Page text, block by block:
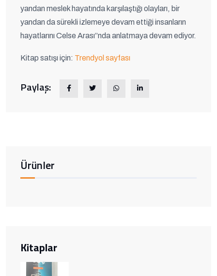
yandan meslek hayatında karşılaştığı olayları, bir
yandan da sürekli izlemeye devam ettiği insanların
hayatlarını Celse Arası”nda anlatmaya devam ediyor.
Kitap satışı için: Trendyol sayfası
Paylaş:
Ürünler
Kitaplar